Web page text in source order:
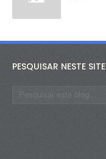
PESQUISAR NESTE SITE